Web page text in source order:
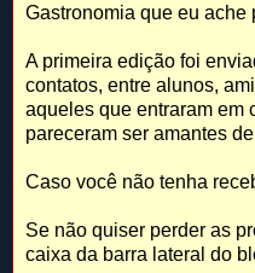
Gastronomia que eu ache
A primeira edição foi
contatos, entre alunos,
aqueles que entraram em
pareceram ser amantes
Caso você não tenha
Se não quiser perder as
caixa da barra lateral do